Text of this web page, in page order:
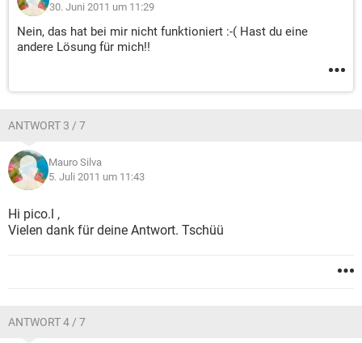
30. Juni 2011 um 11:29
Nein, das hat bei mir nicht funktioniert :-( Hast du eine
andere Lösung für mich!!
ANTWORT 3 / 7
Mauro Silva
5. Juli 2011 um 11:43
Hi pico.l ,
Vielen dank für deine Antwort. Tschüü
ANTWORT 4 / 7